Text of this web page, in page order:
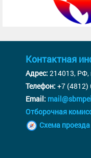
Контактная
Адрес: 214013, РФ,
Телефон: +7 (4812)
Email:
Отборочная
Схема проезда